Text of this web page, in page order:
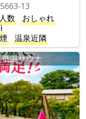
13
数
おしゃれ
温泉近隣
温サウナ